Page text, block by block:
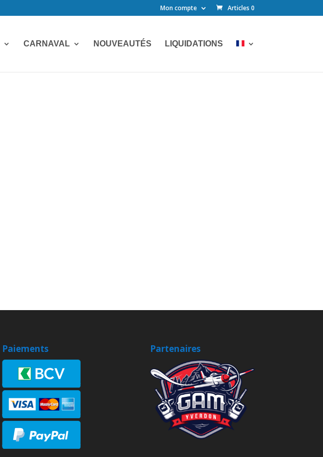
Mon compte Articles 0
CARNAVAL NOUVEAUTÉS LIQUIDATIONS
Paiements Partenaires